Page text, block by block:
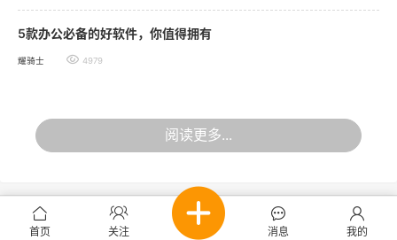
5款办公必备的好软件，你值得拥有
耀骑士 4979
阅读更多...
首页 关注 消息 我的